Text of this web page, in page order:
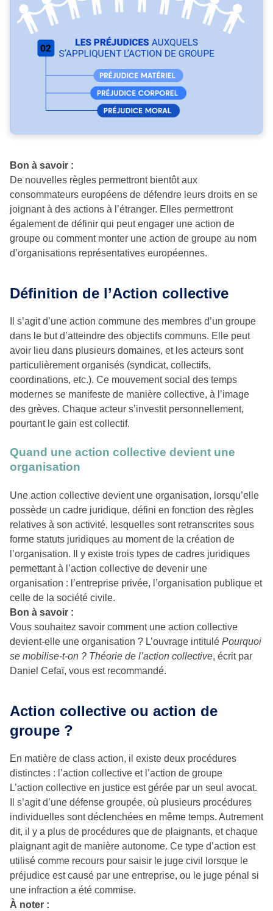
Bon à savoir :
De nouvelles règles permettront bientôt aux
consommateurs européens de défendre leurs droits en se
joignant à des actions à l’étranger. Elles permettront
également de définir qui peut engager une action de
groupe ou comment monter une action de groupe au nom
d’organisations représentatives européennes.
Définition de l’Action collective
Il s’agit d’une action commune des membres d’un groupe
dans le but d’atteindre des objectifs communs. Elle peut
avoir lieu dans plusieurs domaines, et les acteurs sont
particulièrement organisés (syndicat, collectifs,
coordinations, etc.). Ce mouvement social des temps
modernes se manifeste de manière collective, à l’image
des grèves. Chaque acteur s’investit personnellement,
pourtant le gain est collectif.
Quand une action collective devient une
organisation
Une action collective devient une organisation, lorsqu’elle
possède un cadre juridique, défini en fonction des règles
relatives à son activité, lesquelles sont retranscrites sous
forme statuts juridiques au moment de la création de
l’organisation. Il y existe trois types de cadres juridiques
permettant à l’action collective de devenir une
organisation : l’entreprise privée, l’organisation publique et
celle de la société civile.
Bon à savoir :
Vous souhaitez savoir comment une action collective
devient-elle une organisation ? L’ouvrage intitulé Pourquoi
se mobilise-t-on ? Théorie de l’action collective, écrit par
Daniel Cefaï, vous est recommandé.
Action collective ou action de
groupe ?
En matière de class action, il existe deux procédures
distinctes : l’action collective et l’action de groupe
L’action collective en justice est gérée par un seul avocat.
Il s’agit d’une défense groupée, où plusieurs procédures
individuelles sont déclenchées en même temps. Autrement
dit, il y a plus de procédures que de plaignants, et chaque
plaignant agit de manière autonome. Ce type d’action est
utilisé comme recours pour saisir le juge civil lorsque le
préjudice est causé par une entreprise, ou le juge pénal si
une infraction a été commise.
À noter :